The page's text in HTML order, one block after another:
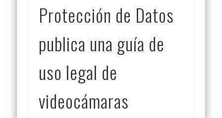
Protección de Datos
publica una guía de
uso legal de
videocámaras